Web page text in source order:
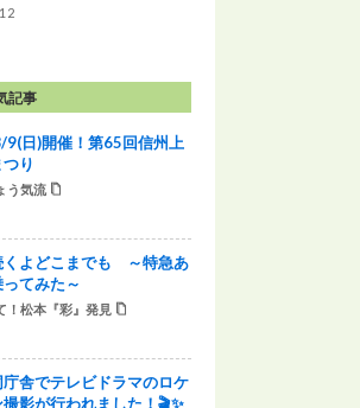
記事
9(日)開催！第65回信州上
り
う気流
くよどこまでも ～特急あ
てみた～
！松本『彩』発見
舎でテレビドラマのロケ
影が行われました！🎬✨